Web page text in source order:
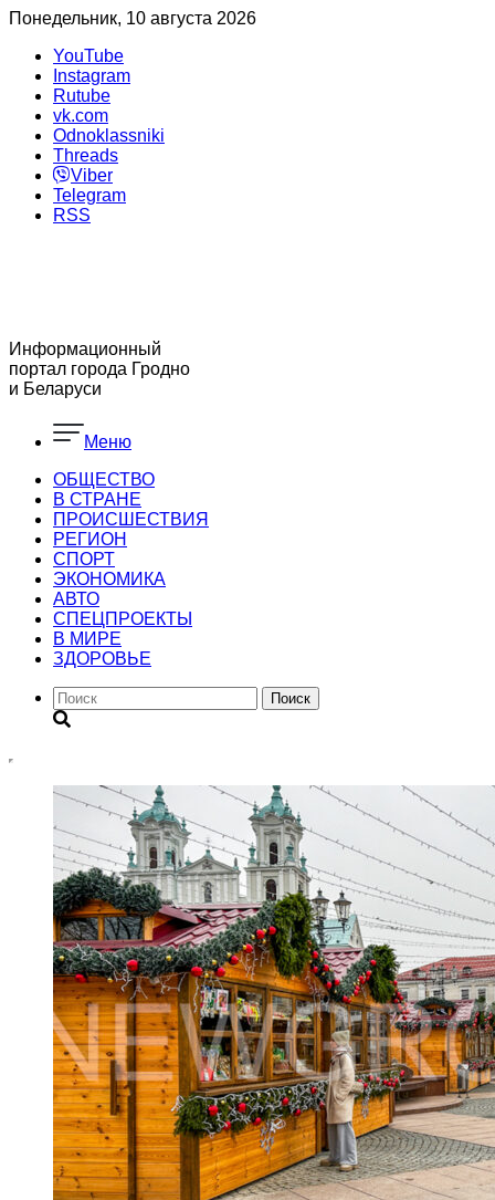
Понедельник, 10 августа 2026
YouTube
Instagram
Rutube
vk.com
Odnoklassniki
Threads
Viber
Telegram
RSS
Информационный
портал города Гродно
и Беларуси
Меню
ОБЩЕСТВО
В СТРАНЕ
ПРОИСШЕСТВИЯ
РЕГИОН
CПОРТ
ЭКОНОМИКА
АВТО
СПЕЦПРОЕКТЫ
В МИРЕ
ЗДОРОВЬЕ
Поиск